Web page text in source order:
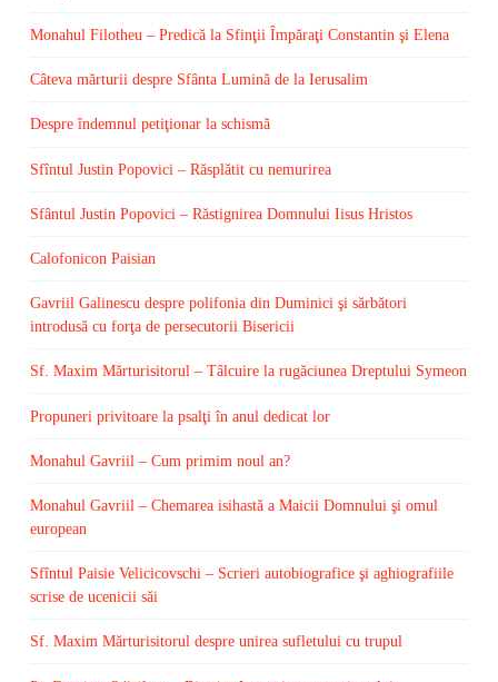
Monahul Filotheu – Predică la Sfinţii Împăraţi Constantin şi Elena
Câteva mărturii despre Sfânta Lumină de la Ierusalim
Despre îndemnul petiţionar la schismă
Sfîntul Justin Popovici – Răsplătit cu nemurirea
Sfântul Justin Popovici – Răstignirea Domnului Iisus Hristos
Calofonicon Paisian
Gavriil Galinescu despre polifonia din Duminici şi sărbători
introdusă cu forţa de persecutorii Bisericii
Sf. Maxim Mărturisitorul – Tâlcuire la rugăciunea Dreptului Symeon
Propuneri privitoare la psalţi în anul dedicat lor
Monahul Gavriil – Cum primim noul an?
Monahul Gavriil – Chemarea isihastă a Maicii Domnului şi omul
european
Sfîntul Paisie Velicicovschi – Scrieri autobiografice şi aghiografiile
scrise de ucenicii săi
Sf. Maxim Mărturisitorul despre unirea sufletului cu trupul